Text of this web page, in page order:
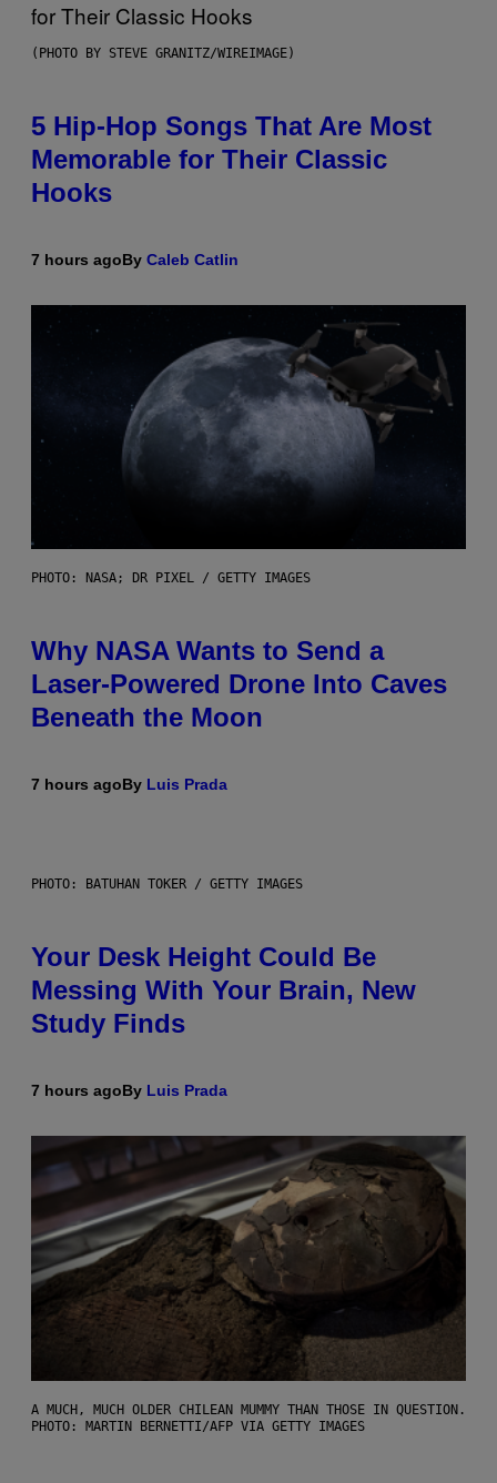
(PHOTO BY STEVE GRANITZ/WIREIMAGE)
5 Hip-Hop Songs That Are Most
Memorable for Their Classic
Hooks
7 hours agoBy Caleb Catlin
PHOTO: NASA; DR PIXEL / GETTY IMAGES
Why NASA Wants to Send a
Laser-Powered Drone Into Caves
Beneath the Moon
7 hours agoBy Luis Prada
PHOTO: BATUHAN TOKER / GETTY IMAGES
Your Desk Height Could Be
Messing With Your Brain, New
Study Finds
7 hours agoBy Luis Prada
A MUCH, MUCH OLDER CHILEAN MUMMY THAN THOSE IN QUESTION.
PHOTO: MARTIN BERNETTI/AFP VIA GETTY IMAGES